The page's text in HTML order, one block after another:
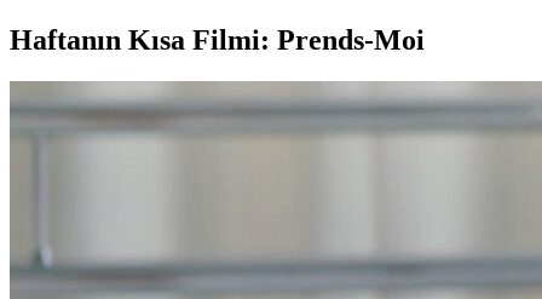
Haftanın Kısa Filmi: Prends-Moi